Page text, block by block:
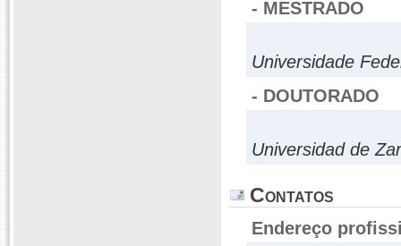
- MESTRADO
Universidade
- DOUTORADO
Universidad de
Contatos
Endereço